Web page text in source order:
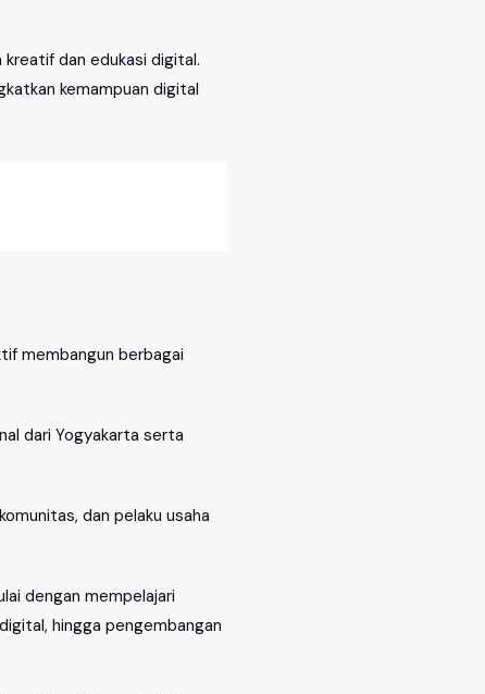
dan edukasi digital.
kemampuan digital
membangun berbagai
dari Yogyakarta serta
dan pelaku usaha
dengan mempelajari
hingga pengembangan